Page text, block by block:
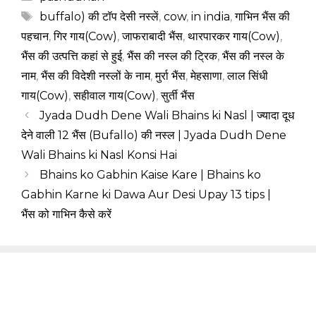
Tags
buffalo) की टॉप देसी नस्लें, cow, in india,गाभिन भैंस की
पहचान,गिर गाय(Cow),जाफराबादी भैंस, थारपारकर गाय(Cow),
भैंस की उत्पत्ति कहां से हुई, भैंस की नस्ल की ट्रिक, भैंस की नस्ल के
नाम, भैंस की विदेशी नस्लों के नाम,मुर्रा भैंस,मेहसाणा,लाल सिंधी
गाय(Cow),सहीवाल गाय(Cow),सुर्ती भैंस
Jyada Dudh Dene Wali Bhains ki Nasl | ज्यादा दूध
देने वाली 12 भैंस (Bufallo) की नस्ल | Jyada Dudh Dene
Wali Bhains ki Nasl Konsi Hai
Bhains ko Gabhin Kaise Kare | Bhains ko
Gabhin Karne ki Dawa Aur Desi Upay 13 tips |
भैंस को गाभिन कैसे करें